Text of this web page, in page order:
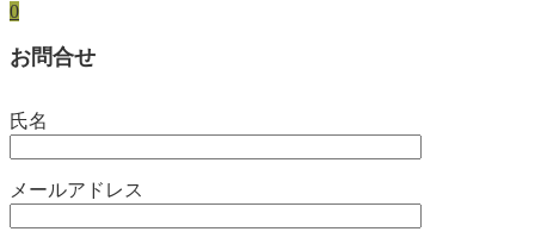
0
お問合せ
氏名
メールアドレス